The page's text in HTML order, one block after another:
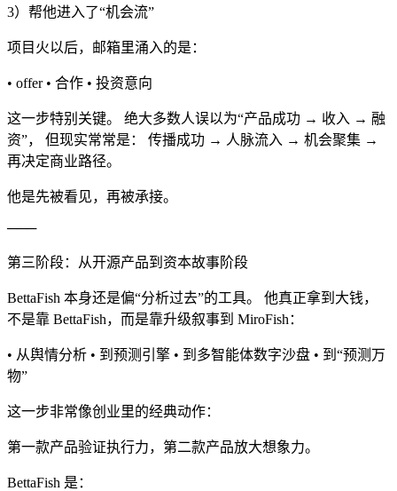
3）帮他进入了“机会流”
项目火以后，邮箱里涌入的是：
• offer • 合作 • 投资意向
这一步特别关键。 绝大多数人误以为“产品成功 → 收入 → 融
资”， 但现实常常是： 传播成功 → 人脉流入 → 机会聚集 →
再决定商业路径。
他是先被看见，再被承接。
───
第三阶段：从开源产品到资本故事阶段
BettaFish 本身还是偏“分析过去”的工具。 他真正拿到大钱，
不是靠 BettaFish，而是靠升级叙事到 MiroFish：
• 从舆情分析 • 到预测引擎 • 到多智能体数字沙盘 • 到“预测万
物”
这一步非常像创业里的经典动作：
第一款产品验证执行力，第二款产品放大想象力。
BettaFish 是：